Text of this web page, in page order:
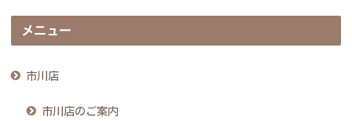
メニュー
市川店
市川店のご案内